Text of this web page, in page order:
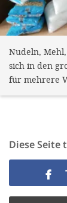
Nudeln,
sich in den
für mehrere
Diese Seite